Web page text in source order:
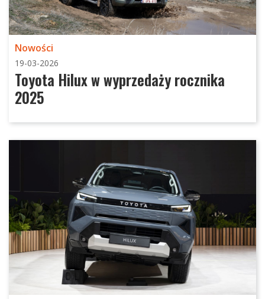
Nowości
19-03-2026
Toyota Hilux w wyprzedaży rocznika
2025